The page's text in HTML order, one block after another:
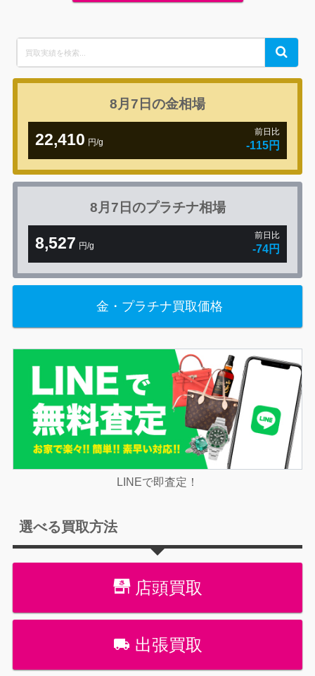
for:
Search
8月7日の金相場
22,410 円/g
前日比
-115円
8月7日のプラチナ相場
8,527 円/g
前日比
-74円
金・プラチナ買取価格
LINEで即査定！
選べる買取方法
店頭買取
出張買取